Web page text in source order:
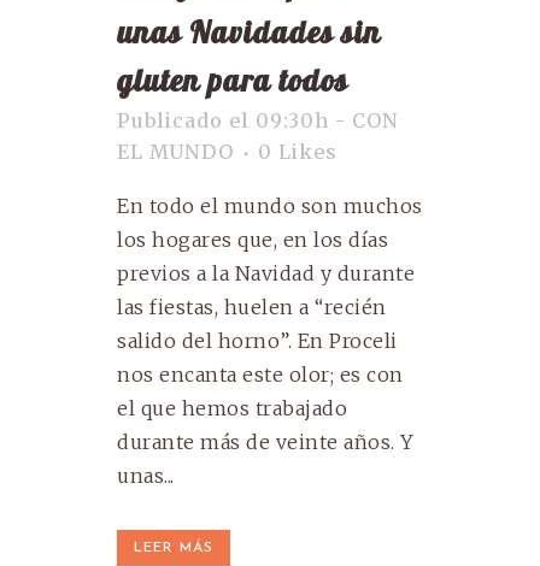
unas Navidades sin
gluten para todos
Publicado el 09:30h - CON
EL MUNDO
0 Likes
En todo el mundo son muchos
los hogares que, en los días
previos a la Navidad y durante
las fiestas, huelen a “recién
salido del horno”. En Proceli
nos encanta este olor; es con
el que hemos trabajado
durante más de veinte años. Y
unas...
LEER MÁS